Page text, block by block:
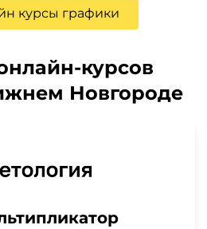
курсы графики
курсов
Новгороде